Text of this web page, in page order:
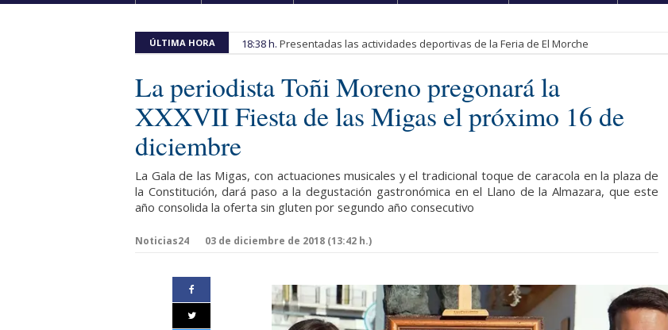
ÚLTIMA HORA 18:38 h. Presentadas las actividades deportivas de la Feria de El Morche
La periodista Toñi Moreno pregonará la
XXXVII Fiesta de las Migas el próximo 16 de
diciembre
La Gala de las Migas, con actuaciones musicales y el tradicional toque de caracola en la plaza de
la Constitución, dará paso a la degustación gastronómica en el Llano de la Almazara, que este
año consolida la oferta sin gluten por segundo año consecutivo
Noticias24 03 de diciembre de 2018 (13:42 h.)